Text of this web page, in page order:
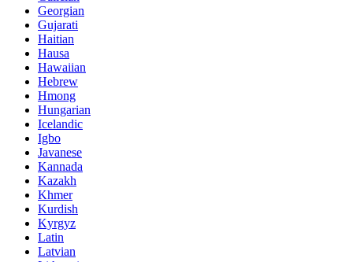
Georgian
Gujarati
Haitian
Hausa
Hawaiian
Hebrew
Hmong
Hungarian
Icelandic
Igbo
Javanese
Kannada
Kazakh
Khmer
Kurdish
Kyrgyz
Latin
Latvian